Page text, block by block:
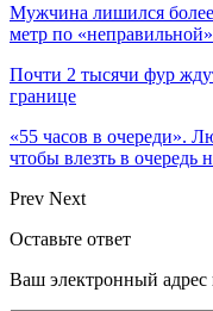
Мужчина лишился более
метр по
Почти 2 тысячи фур
границе
«55 часов в очереди».
чтобы влезть в очередь
Prev Next
Оставьте ответ
Ваш электронный адрес